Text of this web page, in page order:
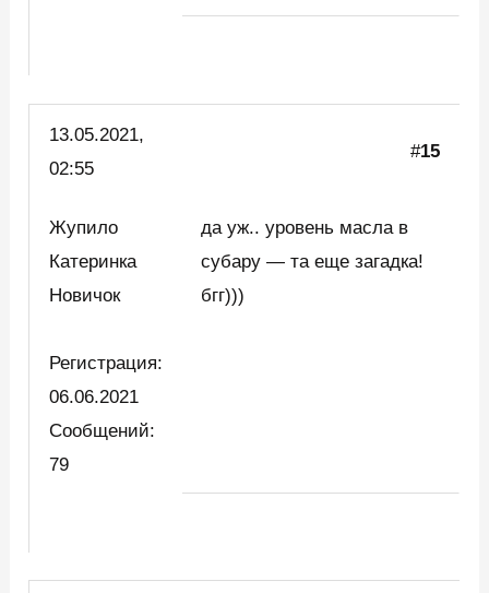
13.05.2021,
02:55
#15
Жупило
Катеринка
Новичок
Регистрация:
06.06.2021
Сообщений:
79
да уж.. уровень масла в
субару — та еще загадка!
бгг)))